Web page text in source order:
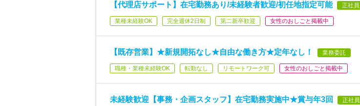
【代理店サポート】在宅勤務あり/未経験者歓迎/初任地指定可能 正社員
業種未経験OK 完全週休2日制 第二新卒歓迎 女性のおしごと掲載中
【既存営業】★新規開拓なし★自由な働き方★定年なし！ 業務委託
職種・業種未経験OK 転勤なし リモートワーク可 女性のおしごと掲載中
未経験歓迎【事務・企画スタッフ】在宅勤務実施中★賞与年3回 正社員